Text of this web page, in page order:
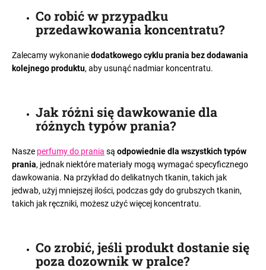
Co robić w przypadku
przedawkowania koncentratu?
Zalecamy wykonaniedodatkowego cyklu prania bez dodawania
kolejnego produktu, aby usunąć nadmiar koncentratu.
Jak różni się dawkowanie dla
różnych typów prania?
Nasze perfumy do prania są odpowiednie dla wszystkich typów
prania, jednak niektóre materiały mogą wymagać specyficznego
dawkowania. Na przykład do delikatnych tkanin, takich jak
jedwab, użyj mniejszej ilości, podczas gdy do grubszych tkanin,
takich jak ręczniki, możesz użyć więcej koncentratu.
Co zrobić, jeśli produkt dostanie się
poza dozownik w pralce?